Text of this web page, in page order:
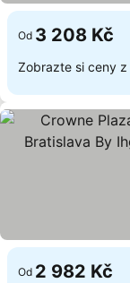
Od 3 208 Kč
Zobrazte si ceny z
Od 2 982 Kč